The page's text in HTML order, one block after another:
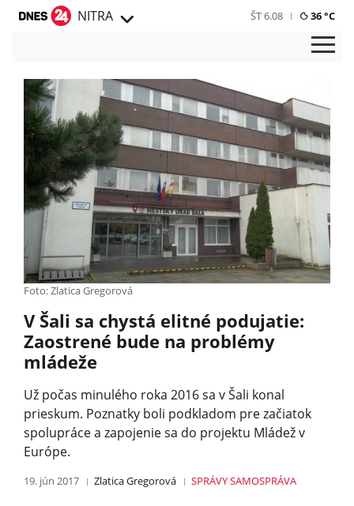
NITRA ŠT 6.08 36 °C
Foto: Zlatica Gregorová
V Šali sa chystá elitné podujatie:
Zaostrené bude na problémy
mládeže
Už počas minulého roka 2016 sa v Šali konal
prieskum. Poznatky boli podkladom pre začiatok
spolupráce a zapojenie sa do projektu Mládež v
Európe.
19. jún 2017 Zlatica Gregorová SPRÁVYSAMOSPRÁVA